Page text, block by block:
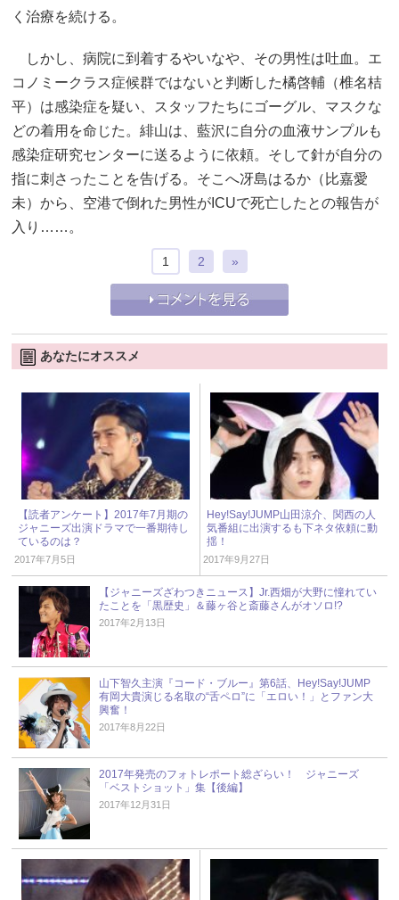
く治療を続ける。
しかし、病院に到着するやいなや、その男性は吐血。エ
コノミークラス症候群ではないと判断した橘啓輔（椎名桔
平）は感染症を疑い、スタッフたちにゴーグル、マスクな
どの着用を命じた。緋山は、藍沢に自分の血液サンプルも
感染症研究センターに送るように依頼。そして針が自分の
指に刺さったことを告げる。そこへ冴島はるか（比嘉愛
未）から、空港で倒れた男性がICUで死亡したとの報告が
入り……。
1 2 »
あなたにオススメ
【読者アンケート】2017年7月期の
ジャニーズ出演ドラマで一番期待し
ているのは？
2017年7月5日
Hey!Say!JUMP山田涼介、関西の人
気番組に出演するも下ネタ依頼に動
揺！
2017年9月27日
【ジャニーズざわつきニュース】Jr.西畑が大野に憧れてい
たことを「黒歴史」＆藤ヶ谷と斎藤さんがオソロ!?
2017年2月13日
山下智久主演『コード・ブルー』第6話、Hey!Say!JUMP
有岡大貴演じる名取の“舌ペロ”に「エロい！」とファン大
興奮！
2017年8月22日
2017年発売のフォトレポート総ざらい！ ジャニーズ
「ベストショット」集【後編】
2017年12月31日